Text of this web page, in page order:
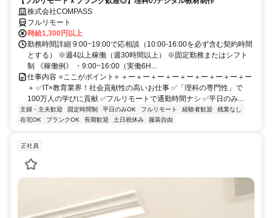
株式会社COMPASS
フルリモート
時給1,300円以上
勤務時間詳細 9:00~19:00で応相談（10:00-16:00を必ず含む契約時間
とする） ※週4以上稼働（週30時間以上） ※固定勤務またはシフト
制 《稼働例》 ・9:00~16:00（実働6H...
仕事内容 ⭐ここがポイント⭐ ＋ー＋ー＋ー＋ー＋ー＋ー＋ー＋ー＋ー
＋ ✅IT×教育業界！社会貢献性の高いお仕事 ✅「理科の専門性」で
100万人の学びに貢献 ✅フルリモートで通勤時間ナシ ✅平日のみ...
主婦・主夫歓迎 固定時間制 平日のみOK フルリモート 経験者歓迎
残業なし
在宅OK
ブランクOK 長期歓迎 土日祝休み 服装自由
正社員